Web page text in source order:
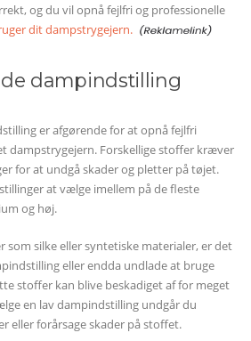
og du vil opnå fejlfri og professionelle
dit dampstrygejern.
dampindstilling
er afgørende for at opnå fejlfri
dampstrygejern. Forskellige stoffer kræver
for at undgå skader og pletter på tøjet.
at vælge imellem på de fleste
og høj.
som silke eller syntetiske materialer, er det
eller endda undlade at bruge
stoffer kan blive beskadiget af for meget
en lav dampindstilling undgår du
eller forårsage skader på stoffet.